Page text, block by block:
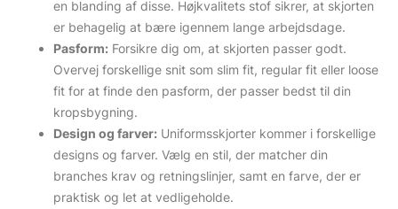
en blanding af disse. Højkvalitets stof sikrer, at skjorten
er behagelig at bære igennem lange arbejdsdage.
Pasform: Forsikre dig om, at skjorten passer godt.
Overvej forskellige snit som slim fit, regular fit eller loose
fit for at finde den pasform, der passer bedst til din
kropsbygning.
Design og farver: Uniformsskjorter kommer i forskellige
designs og farver. Vælg en stil, der matcher din
branches krav og retningslinjer, samt en farve, der er
praktisk og let at vedligeholde.